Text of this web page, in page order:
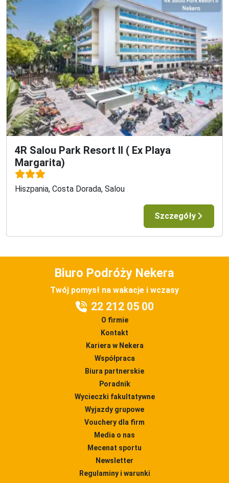
4R Salou Park Resort II ( Ex Playa
Margarita)
Hiszpania, Costa Dorada, Salou
Szczegóły
Biuro Podróży Nekera
Twój pomysł na wakacje i wczasy
22 212 05 00
O firmie
Kontakt
Kariera w Nekera
Współpraca
Biura partnerskie
Poradnik
Wycieczki fakultatywne
Wyjazdy grupowe
Vouchery dla firm
Media o nas
Mecenat sportu
Newsletter
Regulaminy i warunki